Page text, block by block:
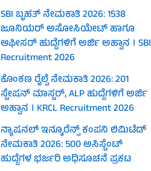
SBI ಬೃಹತ್ ನೇಮಕಾತಿ 2026: 1538
ಜೂನಿಯರ್ ಅಸೋಸಿಯೇಟ್ ಹಾಗೂ
ಆಫೀಸರ್ ಹುದ್ದೆಗಳಿಗೆ ಅರ್ಜಿ ಅಹ್ವಾನ । SBI
Recruitment 2026
ಕೊಂಕಣ ರೈಲ್ವೆ ನೇಮಕಾತಿ 2026: 201
ಸ್ಟೇಷನ್ ಮಾಸ್ಟರ್, ALP ಹುದ್ದೆಗಳಿಗೆ ಅರ್ಜಿ
ಅಹ್ವಾನ । KRCL Recruitment 2026
ನ್ಯಾಷನಲ್ ಇನ್ಶೂರೆನ್ಸ್ ಕಂಪನಿ ಲಿಮಿಟೆಡ್
ನೇಮಕಾತಿ 2026: 500 ಅಸಿಸ್ಟೆಂಟ್
ಹುದ್ದೆಗಳ ಭರ್ಜರಿ ಅಧಿಸೂಚನೆ ಪ್ರಕಟ